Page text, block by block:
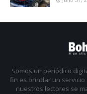
Somos un periódico
fin es brindar un
nuestros lectores se